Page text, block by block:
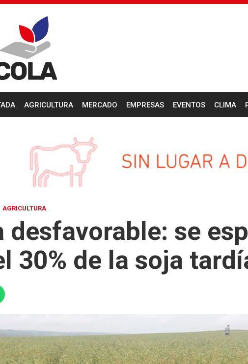
AGRICULTURA MERCADO EMPRESAS EVENTOS CLIMA
AGRICULTURA
desfavorable: se
30% de la soja